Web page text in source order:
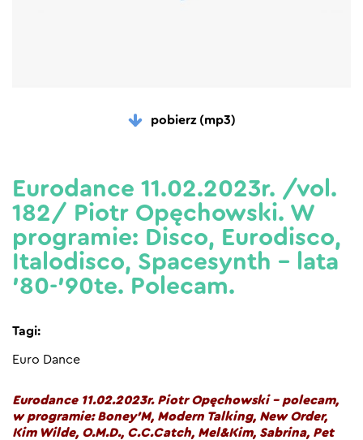
pobierz (mp3)
Eurodance 11.02.2023r. /vol.
182/ Piotr Opęchowski. W
programie: Disco, Eurodisco,
Italodisco, Spacesynth – lata
’80-’90te. Polecam.
Tagi:
Euro Dance
Eurodance 11.02.2023r. Piotr Opęchowski – polecam,
w programie: Boney’M, Modern Talking, New Order,
Kim Wilde, O.M.D., C.C.Catch, Mel&Kim, Sabrina, Pet